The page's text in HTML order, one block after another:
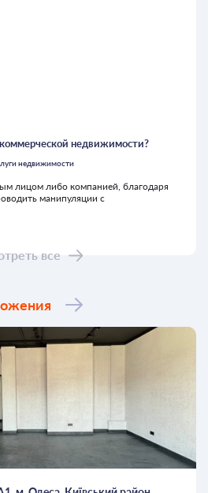
все
недвижимости?
недвижимости
лицом либо компанией, благодаря
манипуляции с